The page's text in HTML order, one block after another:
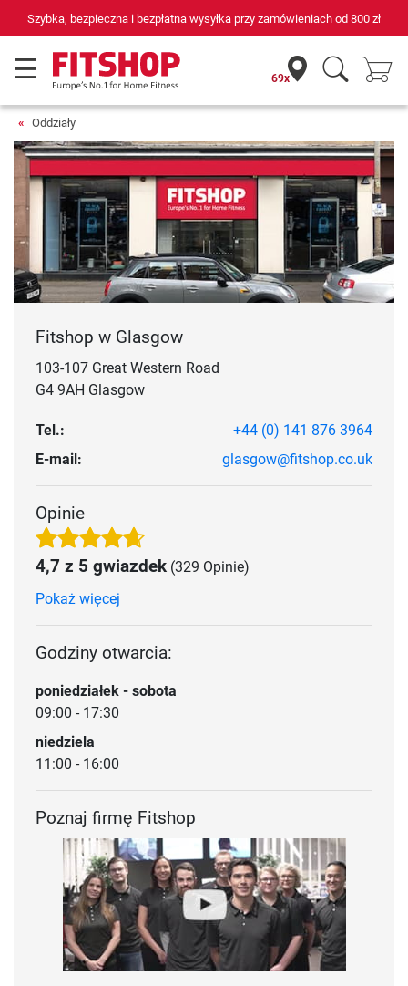
Szybka, bezpieczna i bezpłatna wysyłka przy zamówieniach od 800 zł
69x
Oddziały
Fitshop w Glasgow
103-107 Great Western Road
G4 9AH Glasgow
Tel.:
+44 (0) 141 876 3964
E-mail:
glasgow@fitshop.co.uk
Opinie
4,7 z 5 gwiazdek (329 Opinie)
Pokaż więcej
Godziny otwarcia:
poniedziałek - sobota
09:00 - 17:30
niedziela
11:00 - 16:00
Poznaj firmę Fitshop